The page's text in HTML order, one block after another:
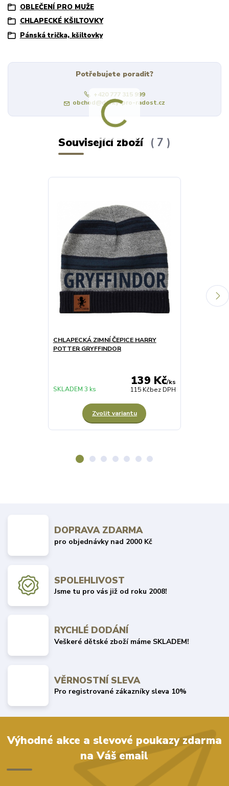
OBLEČENÍ PRO MUŽE
CHLAPECKÉ KŠILTOVKY
Pánská trička, kšiltovky
Potřebujete poradit?
+420 777 315 999
obchod@darky-pro-radost.cz
Související zboží 7
CHLAPECKÁ ZIMNÍ ČEPICE HARRY
POTTER GRYFFINDOR
139 Kč/ks
115 Kčbez DPH
SKLADEM 3 ks
Zvolit variantu
DOPRAVA ZDARMA
pro objednávky nad 2000 Kč
SPOLEHLIVOST
Jsme tu pro vás již od roku 2008!
RYCHLÉ DODÁNÍ
Veškeré dětské zboží máme SKLADEM!
VĚRNOSTNÍ SLEVA
Pro registrované zákazníky sleva 10%
Výhodné akce a slevové poukazy zdarma
na Váš email